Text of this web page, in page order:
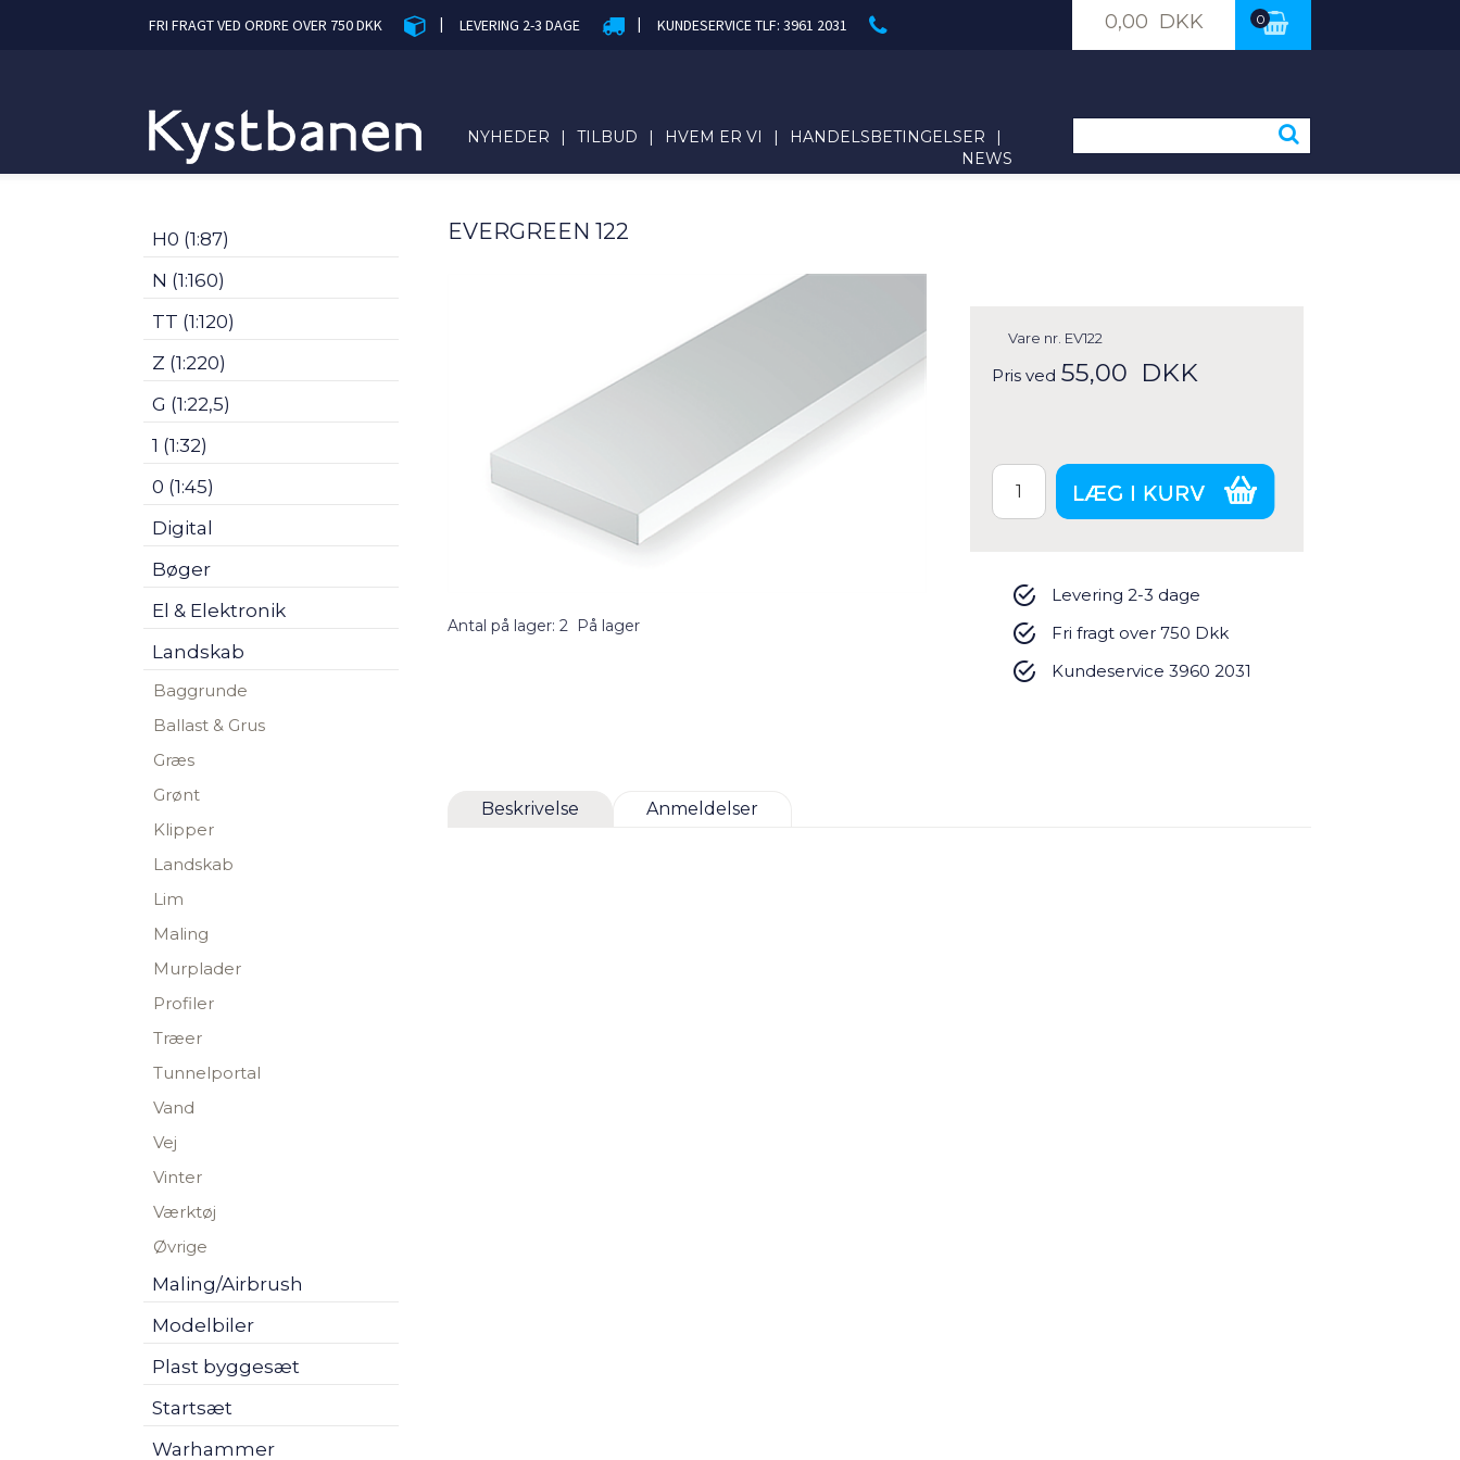
FRI FRAGT VED ORDRE OVER 750 DKK | LEVERING 2-3 DAGE | KUNDESERVICE TLF: 3961 2031 0,00 DKK 0
NYHEDER | TILBUD | HVEM ER VI | HANDELSBETINGELSER
|
NEWS
H0 (1:87)
N (1:160)
TT (1:120)
Z (1:220)
G (1:22,5)
1 (1:32)
0 (1:45)
Digital
Bøger
El & Elektronik
Landskab
Baggrunde
Ballast & Grus
Græs
Grønt
Klipper
Landskab
Lim
Maling
Murplader
Profiler
Træer
Tunnelportal
Vand
Vej
Vinter
Værktøj
Øvrige
Maling/Airbrush
Modelbiler
Plast byggesæt
Startsæt
Warhammer
EVERGREEN 122
Antal på lager: 2 På lager
Vare nr. EV122
Pris ved 55,00 DKK
Levering 2-3 dage
Fri fragt over 750 Dkk
Kundeservice 3960 2031
Beskrivelse Anmeldelser